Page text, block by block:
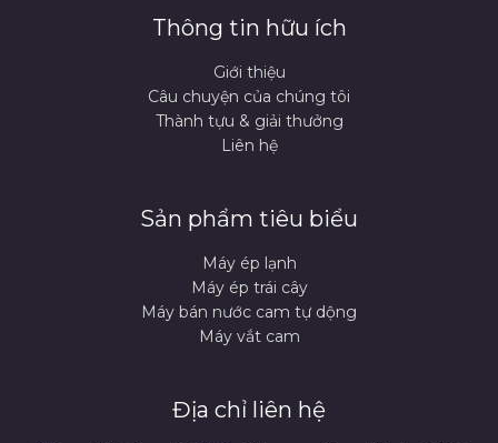
Thông tin hữu ích
Giới thiệu
Câu chuyện của chúng tôi
Thành tựu & giải thưởng
Liên hệ
Sản phẩm tiêu biểu
Máy ép lạnh
Máy ép trái cây
Máy bán nước cam tự dộng
Máy vắt cam
Địa chỉ liên hệ